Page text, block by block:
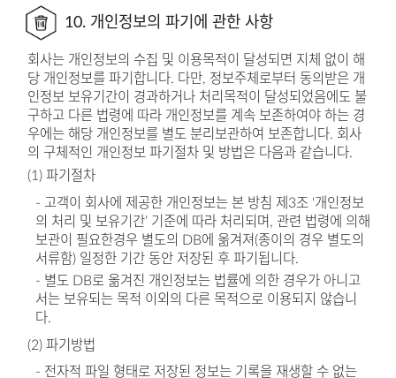
10. 개인정보의 파기에 관한 사항
회사는 개인정보의 수집 및 이용목적이 달성되면 지체 없이 해
당 개인정보를 파기합니다. 다만, 정보주체로부터 동의받은 개
인정보 보유기간이 경과하거나 처리목적이 달성되었음에도 불
구하고 다른 법령에 따라 개인정보를 계속 보존하여야 하는 경
우에는 해당 개인정보를 별도 분리보관하여 보존합니다. 회사
의 구체적인 개인정보 파기절차 및 방법은 다음과 같습니다.
(1) 파기절차
- 고객이 회사에 제공한 개인정보는 본 방침 제3조 ‘개인정보
의 처리 및 보유기간’ 기준에 따라 처리되며, 관련 법령에 의해
보관이 필요한경우 별도의 DB에 옮겨져(종이의 경우 별도의
서류함) 일정한 기간 동안 저장된 후 파기됩니다.
- 별도 DB로 옮겨진 개인정보는 법률에 의한 경우가 아니고
서는 보유되는 목적 이외의 다른 목적으로 이용되지 않습니
다.
(2) 파기방법
- 전자적 파일 형태로 저장된 정보는 기록을 재생할 수 없는